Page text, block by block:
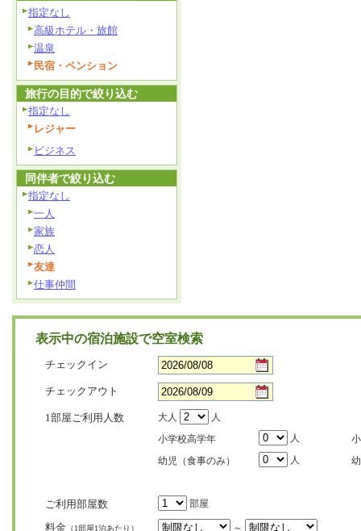
指定なし
高級ホテル・旅館
温泉
民宿・ペンション
旅行の目的で絞り込む
指定なし
レジャー
ビジネス
同伴者で絞り込む
指定なし
一人
家族
恋人
友達
仕事仲間
表示中の宿泊施設で空室検索
チェックイン
チェックアウト
1部屋ご利用人数 大人
人
小学校高学年
人
幼児（食事のみ）
人
ご利用部屋数 部屋
料金 （1部屋1泊あたり） ～